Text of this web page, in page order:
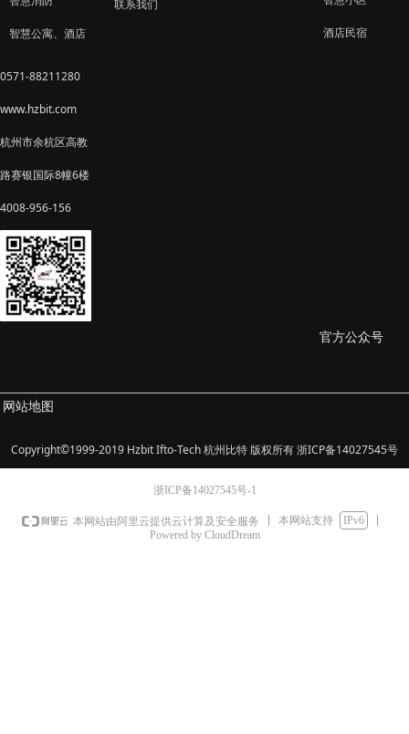
智慧公寓、酒店
联系我们
酒店民宿
0571-88211280
www.hzbit.com
杭州市余杭区高教
路赛银国际8幢6楼
4008-956-156
官方公众号
网站地图
Copyright©1999-2019 Hzbit Ifto-Tech 杭州比特 版权所有 浙ICP备14027545号
浙ICP备14027545号-1
本网站由阿里云提供云计算及安全服务 本网站支持
IPv6
Powered by CloudDream